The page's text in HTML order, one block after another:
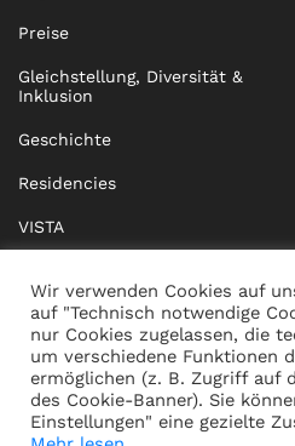
Preise
Gleichstellung, Diversität &
Inklusion
Geschichte
Residencies
VISTA
BRIDGE Network
Dokumente
Wir verwenden Cookies auf
auf "Technisch notwendige
nur Cookies zugelassen, die
um verschiedene Funktionen
ermöglichen (z. B. Zugriff auf
des Cookie-Banner). Sie
Einstellungen" eine gezielte